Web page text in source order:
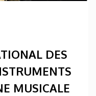
DES
MUSICALE